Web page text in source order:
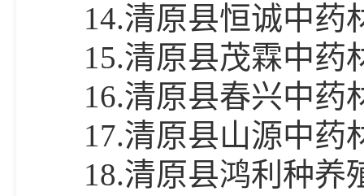
14.清原县恒诚中药
15.清原县茂霖中药
16.清原县春兴中药
17.清原县山源中药
18.清原县鸿利种养